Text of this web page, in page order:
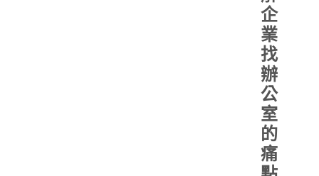
企
業
找
辦
公
室
的
痛